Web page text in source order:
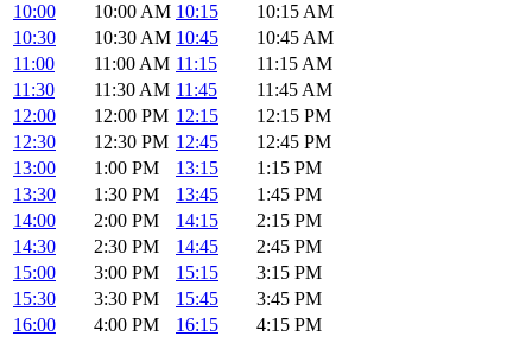
10:00
10:00 AM 10:15
10:15 AM
10:30
10:30 AM 10:45
10:45 AM
11:00
11:00 AM 11:15
11:15 AM
11:30
11:30 AM 11:45
11:45 AM
12:00
12:00 PM 12:15
12:15 PM
12:30
12:30 PM 12:45
12:45 PM
13:00
1:00 PM 13:15
1:15 PM
13:30
1:30 PM 13:45
1:45 PM
14:00
2:00 PM 14:15
2:15 PM
14:30
2:30 PM 14:45
2:45 PM
15:00
3:00 PM 15:15
3:15 PM
15:30
3:30 PM 15:45
3:45 PM
16:00
4:00 PM 16:15
4:15 PM